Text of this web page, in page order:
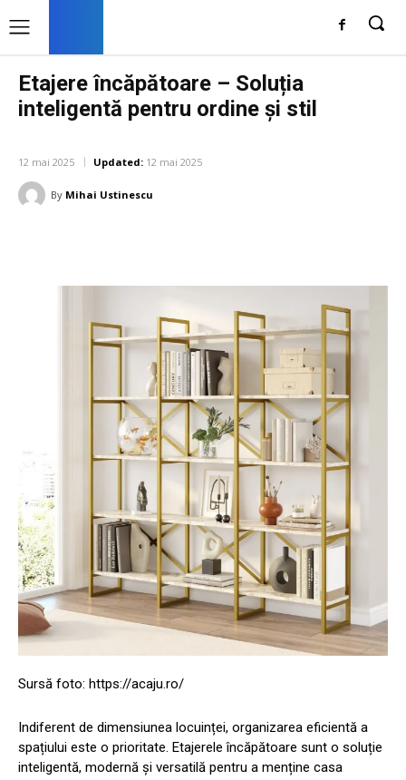
Etajere încăpătoare – Soluția
inteligentă pentru ordine și stil
12 mai 2025 Updated: 12 mai 2025
By Mihai Ustinescu
Sursă foto: https://acaju.ro/
Indiferent de dimensiunea locuinței, organizarea eficientă a
spațiului este o prioritate. Etajerele încăpătoare sunt o soluție
inteligentă, modernă și versatilă pentru a menține casa